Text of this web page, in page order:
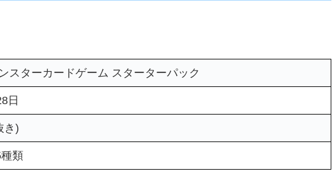
スターカードゲーム スターターパック
日
き)
類